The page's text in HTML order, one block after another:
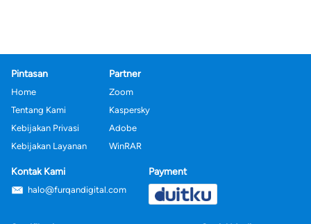
Pintasan
Home
Tentang Kami
Kebijakan Privasi
Kebijakan Layanan
Partner
Zoom
Kaspersky
Adobe
WinRAR
Kontak Kami
halo@furqandigital.com
Payment